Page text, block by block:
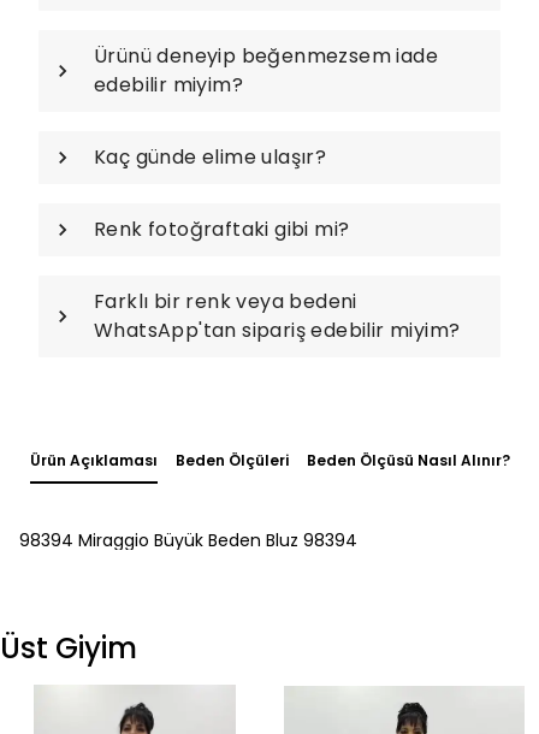
Ürünü deneyip beğenmezsem iade
edebilir miyim?
Kaç günde elime ulaşır?
Renk fotoğraftaki gibi mi?
Farklı bir renk veya bedeni
WhatsApp'tan sipariş edebilir miyim?
Ürün Açıklaması Beden Ölçüleri Beden Ölçüsü Nasıl Alınır?
98394 Miraggio Büyük Beden Bluz 98394
Üst Giyim